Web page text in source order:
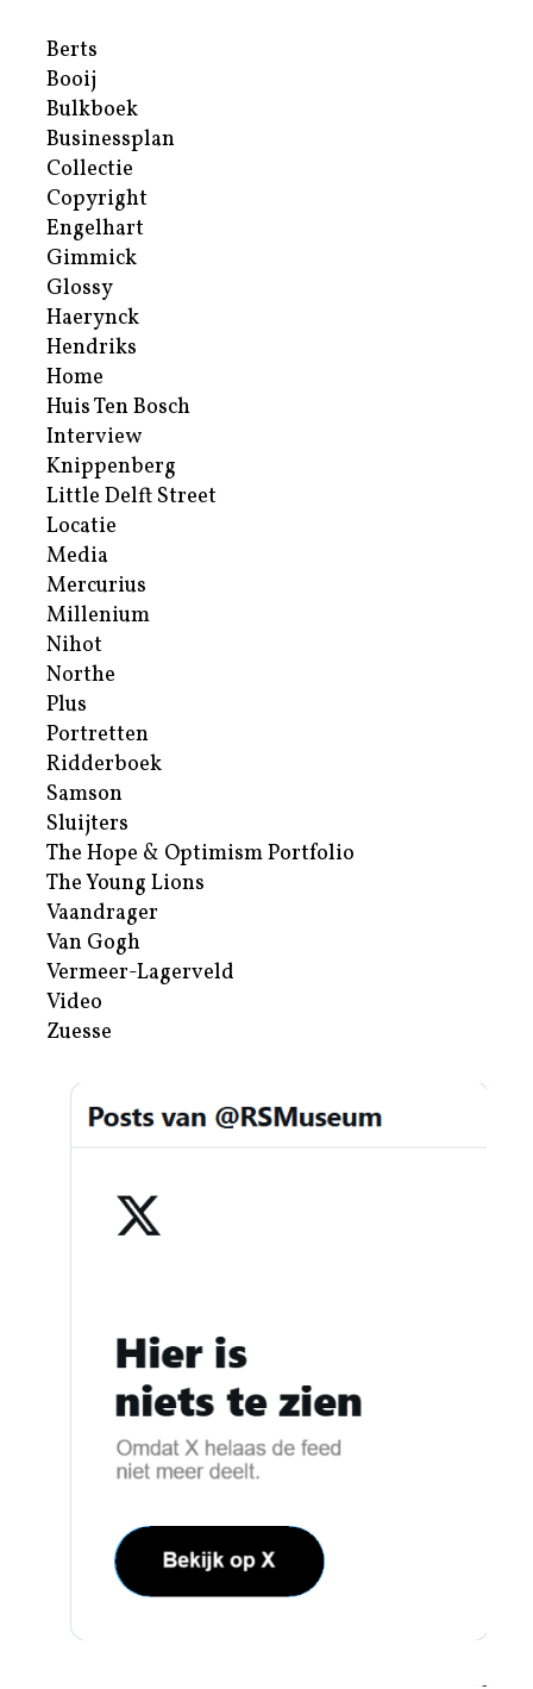
Berts
Booij
Bulkboek
Businessplan
Collectie
Copyright
Engelhart
Gimmick
Glossy
Haerynck
Hendriks
Home
Huis Ten Bosch
Interview
Knippenberg
Little Delft Street
Locatie
Media
Mercurius
Millenium
Nihot
Northe
Plus
Portretten
Ridderboek
Samson
Sluijters
The Hope & Optimism Portfolio
The Young Lions
Vaandrager
Van Gogh
Vermeer-Lagerveld
Video
Zuesse